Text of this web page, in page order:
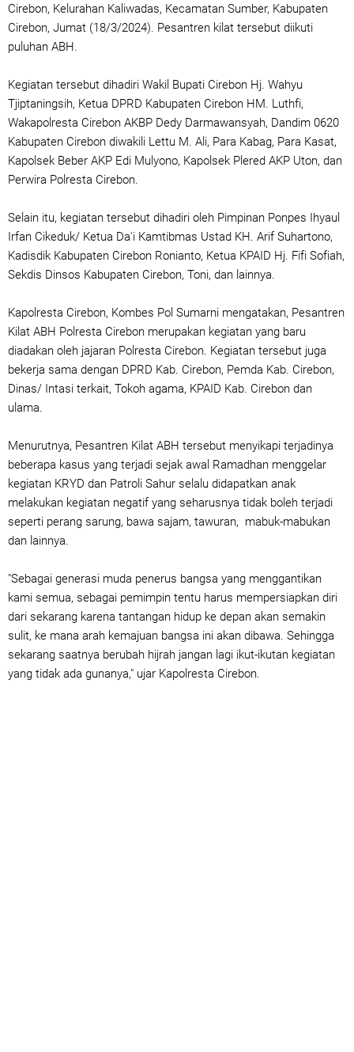
Cirebon, Kelurahan Kaliwadas, Kecamatan Sumber, Kabupaten
Cirebon, Jumat (18/3/2024). Pesantren kilat tersebut diikuti
puluhan ABH.
Kegiatan tersebut dihadiri Wakil Bupati Cirebon Hj. Wahyu
Tjiptaningsih, Ketua DPRD Kabupaten Cirebon HM. Luthfi,
Wakapolresta Cirebon AKBP Dedy Darmawansyah, Dandim 0620
Kabupaten Cirebon diwakili Lettu M. Ali, Para Kabag, Para Kasat,
Kapolsek Beber AKP Edi Mulyono, Kapolsek Plered AKP Uton, dan
Perwira Polresta Cirebon.
Selain itu, kegiatan tersebut dihadiri oleh Pimpinan Ponpes Ihyaul
Irfan Cikeduk/ Ketua Da'i Kamtibmas Ustad KH. Arif Suhartono,
Kadisdik Kabupaten Cirebon Ronianto, Ketua KPAID Hj. Fifi Sofiah,
Sekdis Dinsos Kabupaten Cirebon, Toni, dan lainnya.
Kapolresta Cirebon, Kombes Pol Sumarni mengatakan, Pesantren
Kilat ABH Polresta Cirebon merupakan kegiatan yang baru
diadakan oleh jajaran Polresta Cirebon. Kegiatan tersebut juga
bekerja sama dengan DPRD Kab. Cirebon, Pemda Kab. Cirebon,
Dinas/ Intasi terkait, Tokoh agama, KPAID Kab. Cirebon dan
ulama.
Menurutnya, Pesantren Kilat ABH tersebut menyikapi terjadinya
beberapa kasus yang terjadi sejak awal Ramadhan menggelar
kegiatan KRYD dan Patroli Sahur selalu didapatkan anak
melakukan kegiatan negatif yang seharusnya tidak boleh terjadi
seperti perang sarung, bawa sajam, tawuran, mabuk-mabukan
dan lainnya.
"Sebagai generasi muda penerus bangsa yang menggantikan
kami semua, sebagai pemimpin tentu harus mempersiapkan diri
dari sekarang karena tantangan hidup ke depan akan semakin
sulit, ke mana arah kemajuan bangsa ini akan dibawa. Sehingga
sekarang saatnya berubah hijrah jangan lagi ikut-ikutan kegiatan
yang tidak ada gunanya," ujar Kapolresta Cirebon.